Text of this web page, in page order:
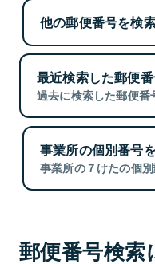
他の郵便番号を検
最近検索した郵便
過去に検索した郵便番
事業所の個別番号
事業所の７けたの個
郵便番号検索